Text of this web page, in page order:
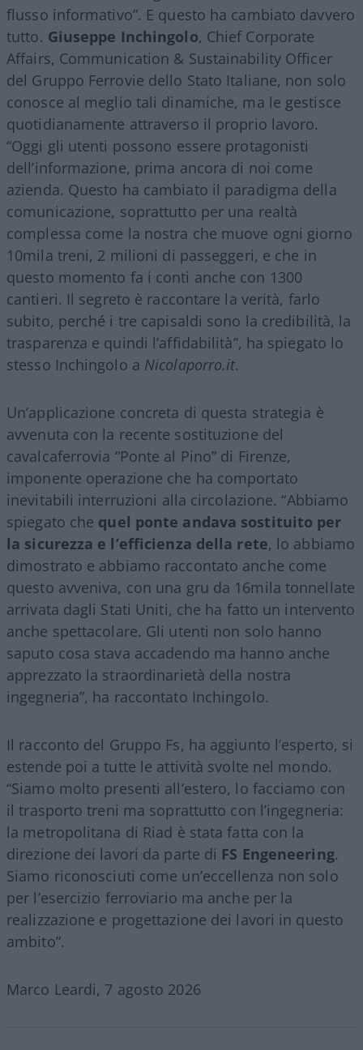
flusso informativo”. E questo ha cambiato davvero
tutto. Giuseppe Inchingolo, Chief Corporate
Affairs, Communication & Sustainability Officer
del Gruppo Ferrovie dello Stato Italiane, non solo
conosce al meglio tali dinamiche, ma le gestisce
quotidianamente attraverso il proprio lavoro.
“Oggi gli utenti possono essere protagonisti
dell’informazione, prima ancora di noi come
azienda. Questo ha cambiato il paradigma della
comunicazione, soprattutto per una realtà
complessa come la nostra che muove ogni giorno
10mila treni, 2 milioni di passeggeri, e che in
questo momento fa i conti anche con 1300
cantieri. Il segreto è raccontare la verità, farlo
subito, perché i tre capisaldi sono la credibilità, la
trasparenza e quindi l’affidabilità”, ha spiegato lo
stesso Inchingolo a Nicolaporro.it.
Un’applicazione concreta di questa strategia è
avvenuta con la recente sostituzione del
cavalcaferrovia “Ponte al Pino” di Firenze,
imponente operazione che ha comportato
inevitabili interruzioni alla circolazione. “Abbiamo
spiegato che quel ponte andava sostituito per
la sicurezza e l’efficienza della rete, lo abbiamo
dimostrato e abbiamo raccontato anche come
questo avveniva, con una gru da 16mila tonnellate
arrivata dagli Stati Uniti, che ha fatto un intervento
anche spettacolare. Gli utenti non solo hanno
saputo cosa stava accadendo ma hanno anche
apprezzato la straordinarietà della nostra
ingegneria”, ha raccontato Inchingolo.
Il racconto del Gruppo Fs, ha aggiunto l’esperto, si
estende poi a tutte le attività svolte nel mondo.
“Siamo molto presenti all’estero, lo facciamo con
il trasporto treni ma soprattutto con l’ingegneria:
la metropolitana di Riad è stata fatta con la
direzione dei lavori da parte di FS Engeneering.
Siamo riconosciuti come un’eccellenza non solo
per l’esercizio ferroviario ma anche per la
realizzazione e progettazione dei lavori in questo
ambito”.
Marco Leardi, 7 agosto 2026